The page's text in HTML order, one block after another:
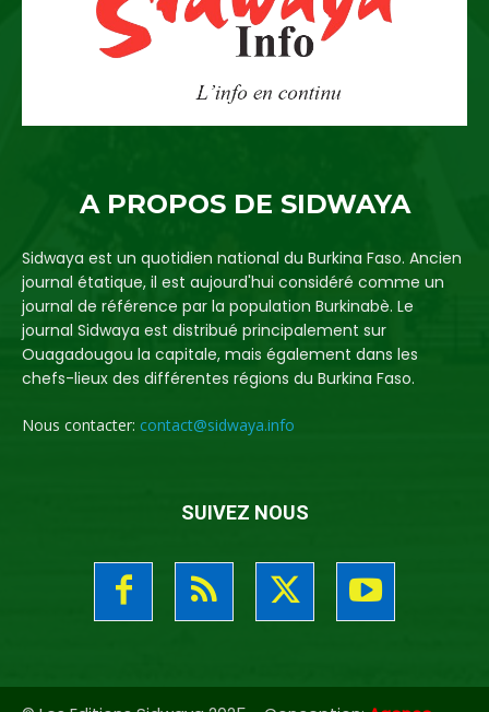
A PROPOS DE SIDWAYA
Sidwaya est un quotidien national du Burkina Faso. Ancien
journal étatique, il est aujourd'hui considéré comme un
journal de référence par la population Burkinabè. Le
journal Sidwaya est distribué principalement sur
Ouagadougou la capitale, mais également dans les
chefs-lieux des différentes régions du Burkina Faso.
Nous contacter: contact@sidwaya.info
SUIVEZ NOUS